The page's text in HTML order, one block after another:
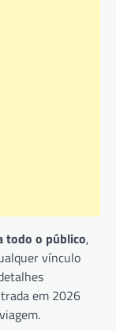
todo o público,
vínculo
em 2026